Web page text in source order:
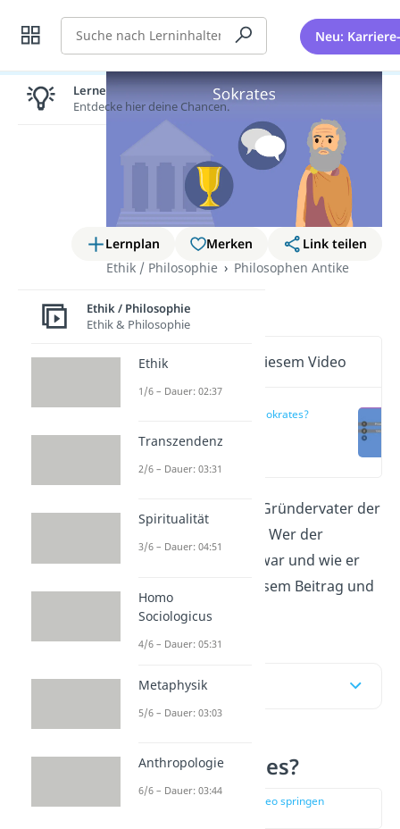
Suche Neu:
Lernplan Merken
Link teilen
Ethik / Philosophie
Philosophen Antike
Sokrates
Wichtige Inhalte in diesem Video
Wer war Sokrates?
(00:18)
Sokrates
gilt heute als Gründervater der
westlichen Philosophie. Wer der
griechische Philosoph war und wie er
starb erfährst du in diesem Beitrag und
Video.
Inhaltsübersicht
Wer war Sokrates?
zur Stelle im Video springen
Lernen lohnt sich!
Entdecke hier deine Chancen.
Ethik / Philosophie
Ethik & Philosophie
Ethik
1/6 – Dauer: 02:37
Transzendenz
2/6 – Dauer: 03:31
Spiritualität
3/6 – Dauer: 04:51
Homo
Sociologicus
4/6 – Dauer: 05:31
Metaphysik
5/6 – Dauer: 03:03
Anthropologie
6/6 – Dauer: 03:44